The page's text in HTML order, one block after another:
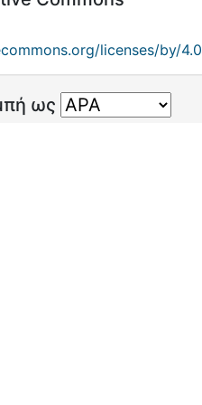
licenses/by/